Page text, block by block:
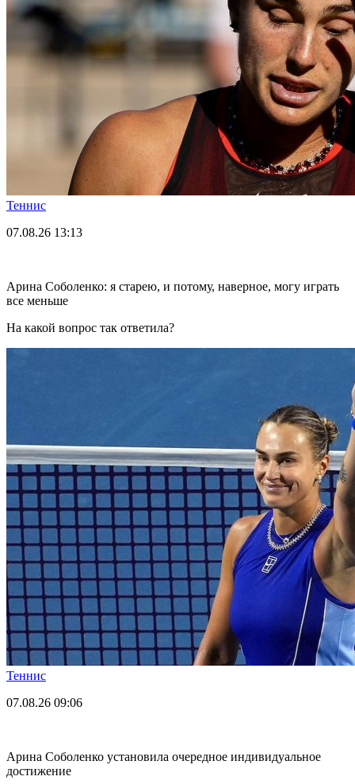
Теннис
07.08.26 13:13
Арина Соболенко: я старею, и потому, наверное, могу играть
все меньше
На какой вопрос так ответила?
Теннис
07.08.26 09:06
Арина Соболенко установила очередное индивидуальное
достижение